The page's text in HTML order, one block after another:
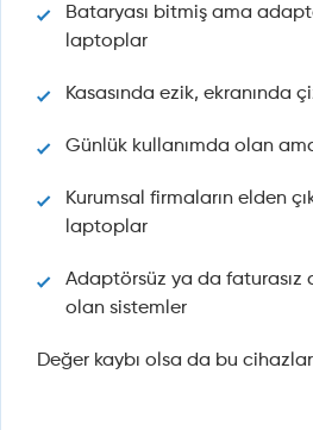
Bataryası bitmiş ama
laptoplar
Kasasında ezik, ekranında
Günlük kullanımda olan
Kurumsal firmaların elden
laptoplar
Adaptörsüz ya da faturasız
olan sistemler
Değer kaybı olsa da bu